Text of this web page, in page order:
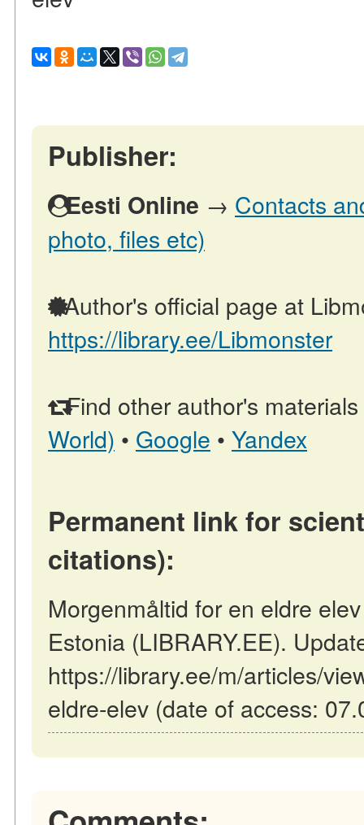
Publisher:
Eesti Online → Contacts
photo, files etc)
Author's official page at
https://library.ee/Libmonster
Find other author's
World) • Google • Yandex
Permanent link for
citations):
Morgenmåltid for en eldre
Estonia (LIBRARY.EE).
https://library.ee/m/articles/
eldre-elev (date of access: